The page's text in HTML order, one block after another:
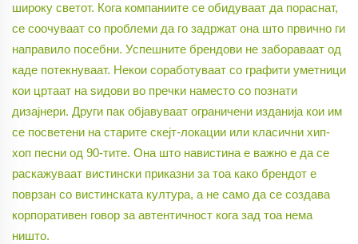
широку светот. Кога компаниите се обидуваат да пораснат,
се соочуваат со проблеми да го задржат она што првично ги
направило посебни. Успешните брендови не забораваат од
каде потекнуваат. Некои соработуваат со графити уметници
кои цртаат на ѕидови во пречки наместо со познати
дизајнери. Други пак објавуваат ограничени изданија кои им
се посветени на старите скејт-локации или класични хип-
хоп песни од 90-тите. Она што навистина е важно е да се
раскажуваат вистински приказни за тоа како брендот е
поврзан со вистинската култура, а не само да се создава
корпоративен говор за автентичност кога зад тоа нема
ништо.